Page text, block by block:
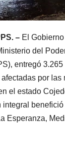
– El
del
entregó
afectadas por
el estado
integral
Esperanza,